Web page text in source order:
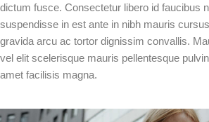
dictum fusce. Consectetur libero id faucibus
suspendisse in est ante in nibh mauris
gravida arcu ac tortor dignissim convallis.
vel elit scelerisque mauris pellentesque
amet facilisis magna.